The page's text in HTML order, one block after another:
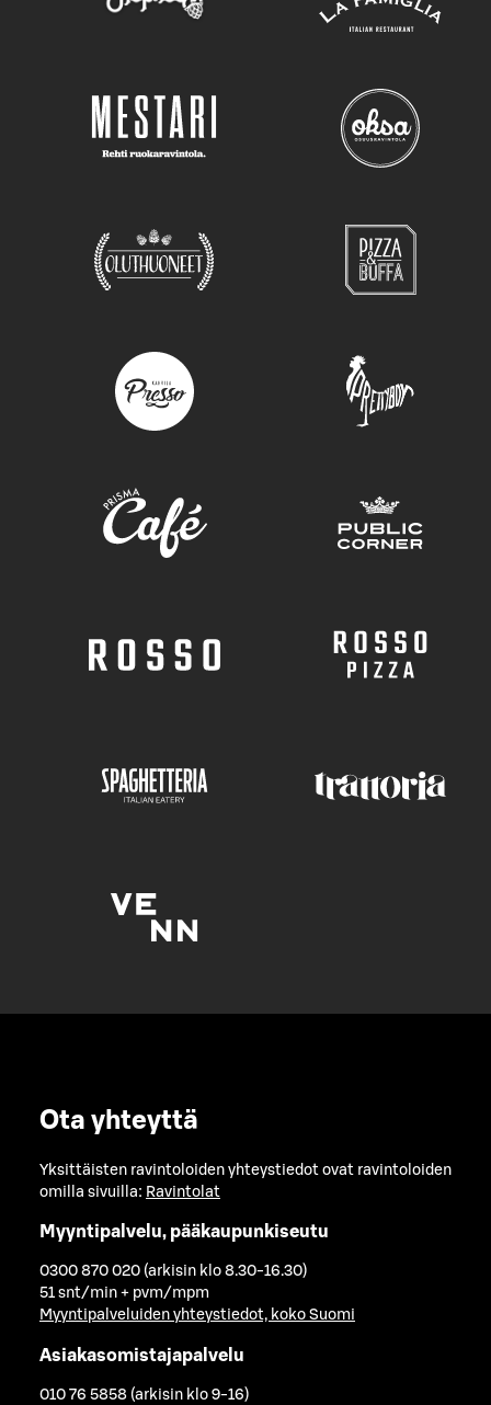
Ota yhteyttä
Yksittäisten ravintoloiden yhteystiedot ovat ravintoloiden
omilla sivuilla: Ravintolat
Myyntipalvelu, pääkaupunkiseutu
0300 870 020 (arkisin klo 8.30-16.30)
51 snt/min + pvm/mpm
Myyntipalveluiden yhteystiedot, koko Suomi
Asiakasomistajapalvelu
010 76 5858 (arkisin klo 9-16)